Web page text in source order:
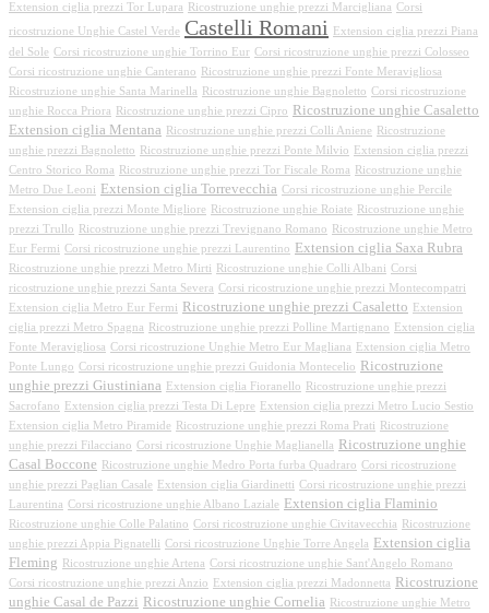
Extension ciglia prezzi Tor Lupara Ricostruzione unghie prezzi Marcigliana Corsi
ricostruzione Unghie Castel Verde Castelli Romani
Extension ciglia prezzi Piana
del Sole Corsi ricostruzione unghie Torrino Eur Corsi ricostruzione unghie prezzi Colosseo
Corsi ricostruzione unghie Canterano
Ricostruzione unghie prezzi Fonte Meravigliosa
Ricostruzione unghie Santa Marinella
Ricostruzione unghie Bagnoletto Corsi ricostruzione
unghie Rocca Priora
Ricostruzione unghie prezzi Cipro
Ricostruzione unghie Casaletto
Extension ciglia Mentana
Ricostruzione unghie prezzi Colli Aniene
Ricostruzione
unghie prezzi Bagnoletto
Ricostruzione unghie prezzi Ponte Milvio
Extension ciglia prezzi
Centro Storico Roma
Ricostruzione unghie prezzi Tor Fiscale Roma
Ricostruzione unghie
Metro Due Leoni
Extension ciglia Torrevecchia Corsi ricostruzione unghie Percile
Extension ciglia prezzi Monte Migliore
Ricostruzione unghie Roiate
Ricostruzione unghie
prezzi Trullo
Ricostruzione unghie prezzi Trevignano Romano
Ricostruzione unghie Metro
Eur Fermi Corsi ricostruzione unghie prezzi Laurentino Extension ciglia Saxa Rubra
Ricostruzione unghie prezzi Metro Mirti Ricostruzione unghie Colli Albani Corsi
ricostruzione unghie prezzi Santa Severa Corsi ricostruzione unghie prezzi Montecompatri
Extension ciglia Metro Eur Fermi
Ricostruzione unghie prezzi Casaletto
Extension
ciglia prezzi Metro Spagna
Ricostruzione unghie prezzi Polline Martignano
Extension ciglia
Fonte Meravigliosa Corsi ricostruzione Unghie Metro Eur Magliana
Extension ciglia Metro
Ponte Lungo Corsi ricostruzione unghie prezzi Guidonia Montecelio
Ricostruzione
unghie prezzi Giustiniana
Extension ciglia Fioranello
Ricostruzione unghie prezzi
Sacrofano
Extension ciglia prezzi Testa Di Lepre
Extension ciglia prezzi Metro Lucio Sestio
Extension ciglia Metro Piramide
Ricostruzione unghie prezzi Roma Prati
Ricostruzione
unghie prezzi Filacciano Corsi ricostruzione Unghie Maglianella
Ricostruzione unghie
Casal Boccone
Ricostruzione unghie Medro Porta furba Quadraro Corsi ricostruzione
unghie prezzi Paglian Casale
Extension ciglia Giardinetti Corsi ricostruzione unghie prezzi
Laurentina Corsi ricostruzione unghie Albano Laziale Extension ciglia Flaminio
Ricostruzione unghie Colle Palatino Corsi ricostruzione unghie Civitavecchia
Ricostruzione
unghie prezzi Appia Pignatelli Corsi ricostruzione Unghie Torre Angela
Extension ciglia
Fleming
Ricostruzione unghie Artena Corsi ricostruzione unghie Sant'Angelo Romano
Corsi ricostruzione unghie prezzi Anzio
Extension ciglia prezzi Madonnetta
Ricostruzione
unghie Casal de Pazzi Ricostruzione unghie Cornelia
Ricostruzione unghie Metro